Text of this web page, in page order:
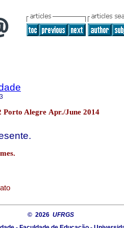
Porto Alegre Apr./June 2014
© 2026 UFRGS